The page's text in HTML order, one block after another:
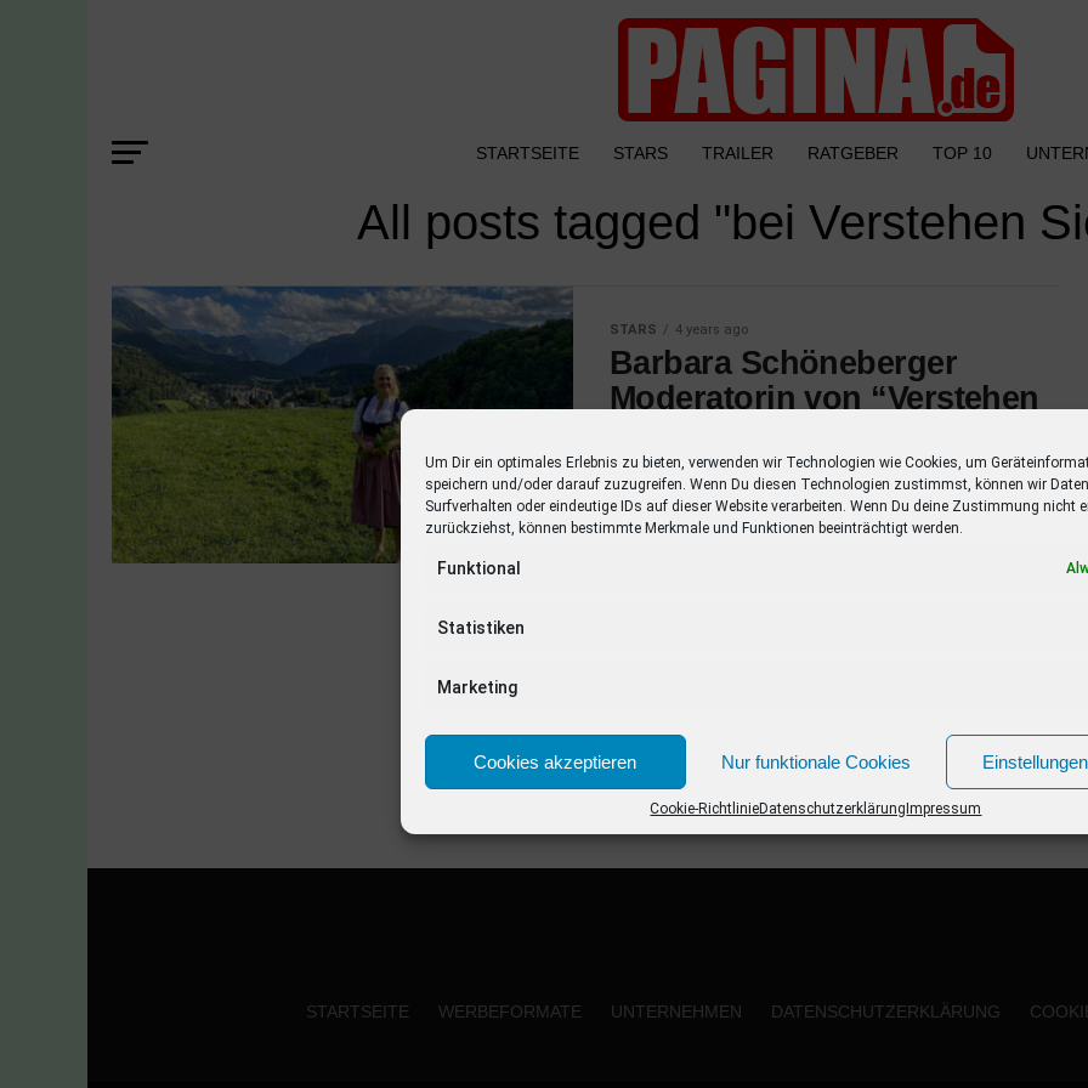
Um Dir ein optimales Erlebnis zu bieten, verwenden wir Technologien wie Cookies, um
speichern und/oder darauf zuzugreifen. Wenn Du diesen Technologien zustimmst, können wir
Surfverhalten oder eindeutige IDs auf dieser Website verarbeiten. Wenn Du deine Zustimmung nicht
zurückziehst, können bestimmte Merkmale und Funktionen beeinträchtigt werden.
Funktional
Statistiken
Marketing
Cookies akzeptieren Nur funktionale Cookies
Cookie-RichtlinieDatenschutzerklärung Impressum
STARTSEITE STARS TRAILER RATGEBER TOP 10
All posts tagged "bei Verstehen
STARS 4 years ago
Barbara Schöneberger
Moderatorin von “Verstehen
Barbara Schöneberger meldet sich am
Samstag als Moderatorin aus dem
Berchtesgadener- und Salzburger Land und
STARTSEITE WERBEFORMATE UNTERNEHMEN DATENSCHUTZERKLÄRUNG